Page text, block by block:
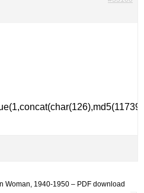
Woman, 1940-1950 – PDF download